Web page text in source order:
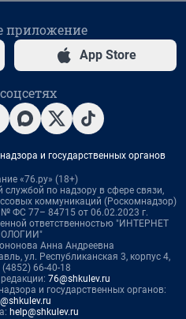
приложение
App Store
и государственных органов
«76.ру» (18+)
по надзору в сфере связи,
коммуникаций (Роскомнадзор)
ФС 77– 84715 от 06.02.2023 г.
ответственностью "ИНТЕРНЕТ
Анна Андреевна
ул. Республиканская 3, корпус 4,
66-40-18
76@shkulev.ru
и государственных органов:
help@shkulev.ru